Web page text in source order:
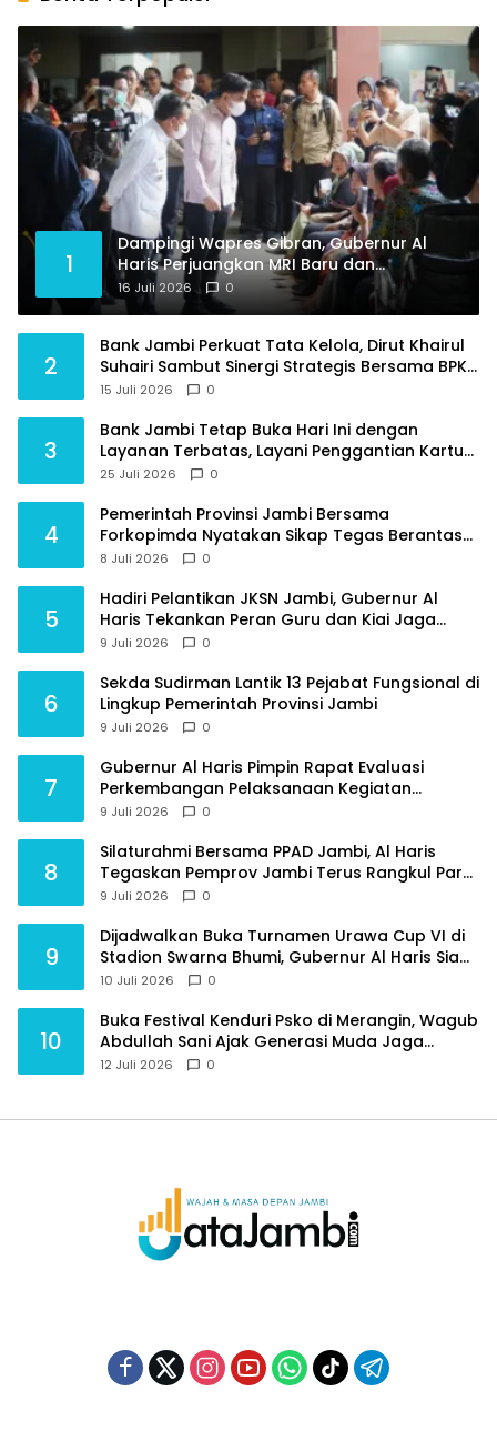
1
Dampingi Wapres Gibran, Gubernur Al
Haris Perjuangkan MRI Baru dan
Tambahan Dokter Spesialis untuk RSUD
Raden Mattaher
16 Juli 2026 0
2
Bank Jambi Perkuat Tata Kelola, Dirut Khairul
Suhairi Sambut Sinergi Strategis Bersama BPKP
Jambi
15 Juli 2026 0
3
Bank Jambi Tetap Buka Hari Ini dengan
Layanan Terbatas, Layani Penggantian Kartu
ATM dan Perubahan PIN
25 Juli 2026 0
4
Pemerintah Provinsi Jambi Bersama
Forkopimda Nyatakan Sikap Tegas Berantas
Geng Motor
8 Juli 2026 0
5
Hadiri Pelantikan JKSN Jambi, Gubernur Al
Haris Tekankan Peran Guru dan Kiai Jaga
Moral Generasi Bangsa
9 Juli 2026 0
6
Sekda Sudirman Lantik 13 Pejabat Fungsional di
Lingkup Pemerintah Provinsi Jambi
9 Juli 2026 0
7
Gubernur Al Haris Pimpin Rapat Evaluasi
Perkembangan Pelaksanaan Kegiatan
Pembangunan Triwulan II TA 2026
9 Juli 2026 0
8
Silaturahmi Bersama PPAD Jambi, Al Haris
Tegaskan Pemprov Jambi Terus Rangkul Para
Purnawirawan
9 Juli 2026 0
9
Dijadwalkan Buka Turnamen Urawa Cup VI di
Stadion Swarna Bhumi, Gubernur Al Haris Siap
Berlaga Lawan Tim Urawa
10 Juli 2026 0
10
Buka Festival Kenduri Psko di Merangin, Wagub
Abdullah Sani Ajak Generasi Muda Jaga
Budaya dan Jauhi Narkoba
12 Juli 2026 0